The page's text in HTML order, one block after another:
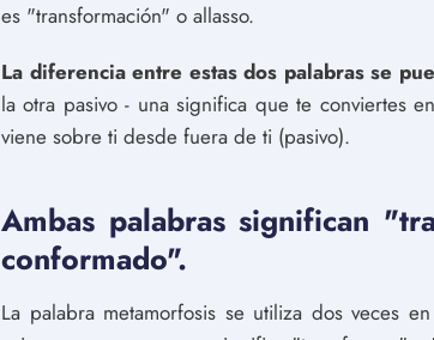
es "transformación" o allasso.
La diferencia entre estas dos palabras se
la otra pasivo - una significa que te conviertes
viene sobre ti desde fuera de ti (pasivo).
Ambas palabras significan
conformado".
La palabra metamorfosis se utiliza dos veces